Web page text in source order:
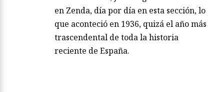
en Zenda, día por día en esta sección, lo
que aconteció en 1936, quizá el año más
trascendental de toda la historia
reciente de España.